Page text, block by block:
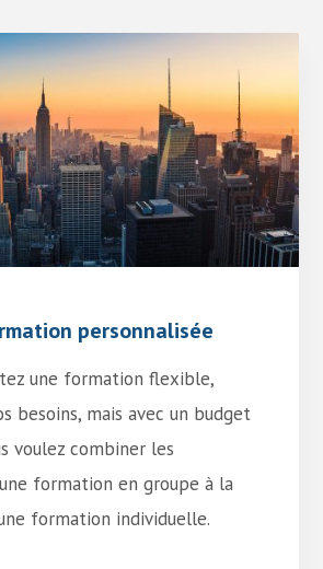
personnalisée
une formation flexible,
besoins, mais avec un budget
voulez combiner les
formation en groupe à la
formation individuelle.